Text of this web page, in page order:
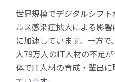
世界規模でデジタルシフ
ルス感染症拡大による影
に加速しています。一方
大79万人のIT人材の不足
体でIT人材の育成・輩出